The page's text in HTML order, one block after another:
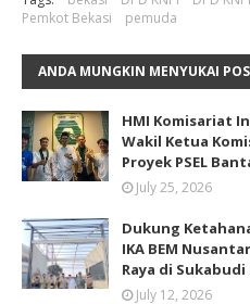
Pemkot Bekasi
pemuda
ANDA MUNGKIN MENYUKAI
HMI Komisariat
Wakil Ketua
Proyek PSEL
July 25, 2026
Dukung
IKA BEM
Raya di Sukabudi
July 12, 2026